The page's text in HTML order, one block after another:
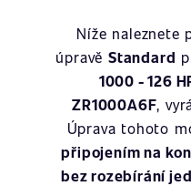
Níže naleznete
úpravě Standard
1000 - 126
ZR1000A6F,
Úprava tohoto
připojením na
bez rozebírání